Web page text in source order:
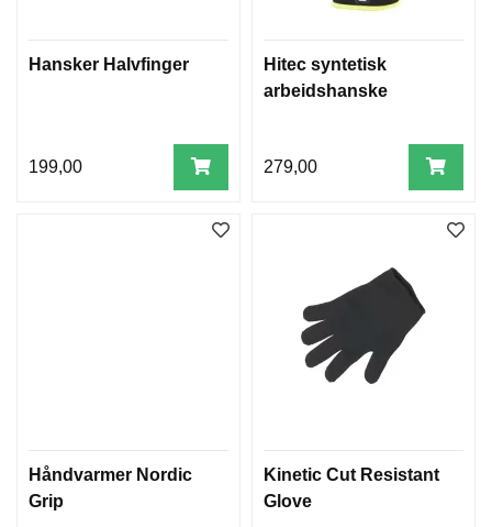
Hansker Halvfinger
199,00
Hitec syntetisk
arbeidshanske
279,00
Håndvarmer Nordic
Grip
Kinetic Cut Resistant
Glove